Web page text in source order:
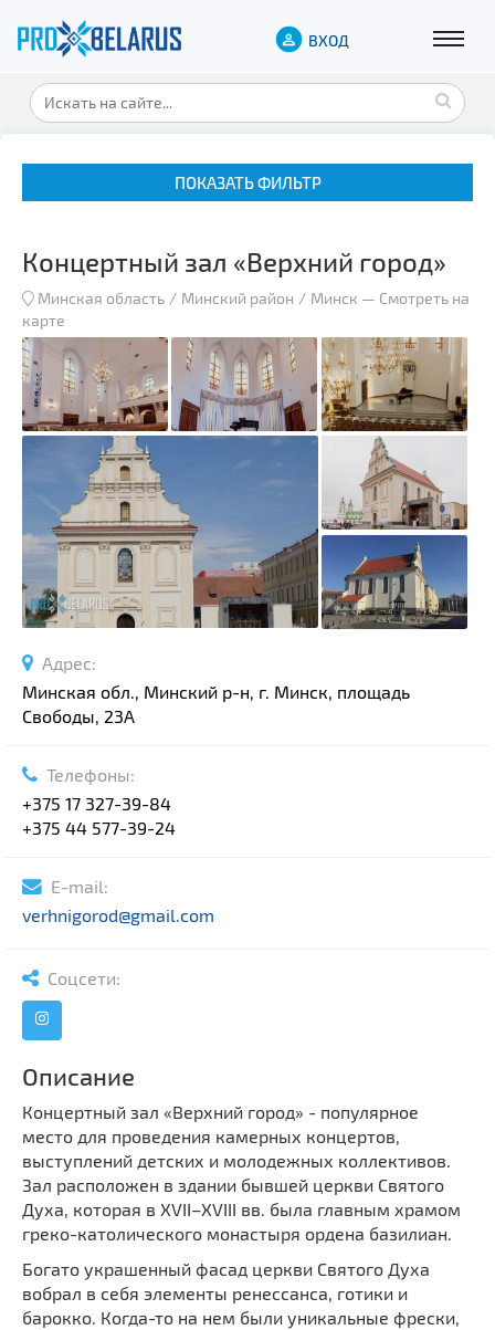
ВХОД
ПОКАЗАТЬ ФИЛЬТР
Музеи
Замки и дворцы
Военная история
Гражданская архитектура
Спортивные сооружения
Производства
Ратуши
Родовые усадьбы
Национальные парки и заказники
Озера и водоемы
Памятники археологии
Памятники геодезии
Памятники природы
Церкви
Костелы
Мечети
Синагоги
Часовни
Кирхи
Кладбище
Культурные центры
Театры
Галереи
Концертные залы
Выберите область
Выберите направление
Концертный зал «Верхний город»
Минская область Минский район Минск — Смотреть на
карте
Адрес:
Минская обл., Минский р-н, г. Минск, площадь
Свободы, 23А
Телефоны:
+375 17 327-39-84
+375 44 577-39-24
E-mail:
verhnigorod@gmail.com
Соцсети:
Описание
Концертный зал «Верхний город» - популярное
место для проведения камерных концертов,
выступлений детских и молодежных коллективов.
Зал расположен в здании бывшей церкви Святого
Духа, которая в ХVII–ХVIII вв. была главным храмом
греко-католического монастыря ордена базилиан.
Богато украшенный фасад церкви Святого Духа
вобрал в себя элементы ренессанса, готики и
барокко. Когда-то на нем были уникальные фрески,